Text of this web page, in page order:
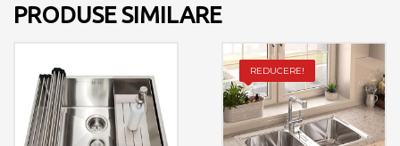
PRODUSE SIMILARE
REDUCERE!